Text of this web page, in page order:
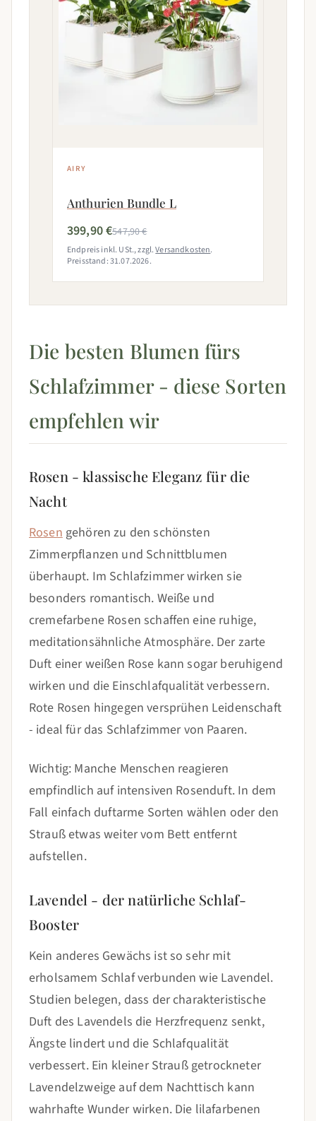
AIRY
Anthurien Bundle L
399,90 €547,90 €
Endpreis inkl. USt., zzgl.Versandkosten.
Preisstand: 31.07.2026.
Die besten Blumen fürs
Schlafzimmer - diese Sorten
empfehlen wir
Rosen - klassische Eleganz für die
Nacht
Rosengehören zu den schönsten
Zimmerpflanzen und Schnittblumen
überhaupt. Im Schlafzimmer wirken sie
besonders romantisch. Weiße und
cremefarbene Rosen schaffen eine ruhige,
meditationsähnliche Atmosphäre. Der zarte
Duft einer weißen Rose kann sogar beruhigend
wirken und die Einschlafqualität verbessern.
Rote Rosen hingegen versprühen Leidenschaft
- ideal für das Schlafzimmer von Paaren.
Wichtig: Manche Menschen reagieren
empfindlich auf intensiven Rosenduft. In dem
Fall einfach duftarme Sorten wählen oder den
Strauß etwas weiter vom Bett entfernt
aufstellen.
Lavendel - der natürliche Schlaf-
Booster
Kein anderes Gewächs ist so sehr mit
erholsamem Schlaf verbunden wie Lavendel.
Studien belegen, dass der charakteristische
Duft des Lavendels die Herzfrequenz senkt,
Ängste lindert und die Schlafqualität
verbessert. Ein kleiner Strauß getrockneter
Lavendelzweige auf dem Nachttisch kann
wahrhafte Wunder wirken. Die lilafarbenen